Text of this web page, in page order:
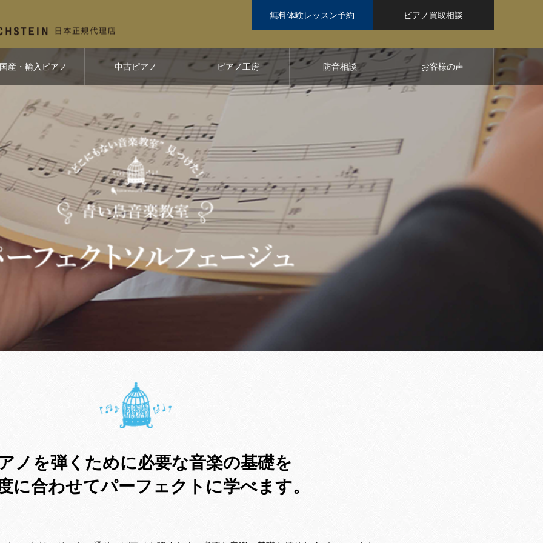
無料体験レッスン予約 ピアノ買取相談
国産・輸入ピアノ 中古ピアノ ピアノ工房 防音相談 お客様の声
ノを弾くために必要な音楽の基礎を
に合わせてパーフェクトに学べます。